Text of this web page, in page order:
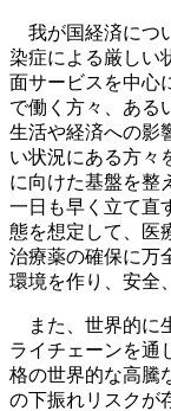
我が国経済につ
染症による厳しい
面サービスを中心
で働く方々、ある
生活や経済への影
い状況にある方々
に向けた基盤を整
一日も早く立て直
態を想定して、医
治療薬の確保に万
環境を作り、安全
また、世界的に
ライチェーンを通
格の世界的な高騰
の下振れリスクが